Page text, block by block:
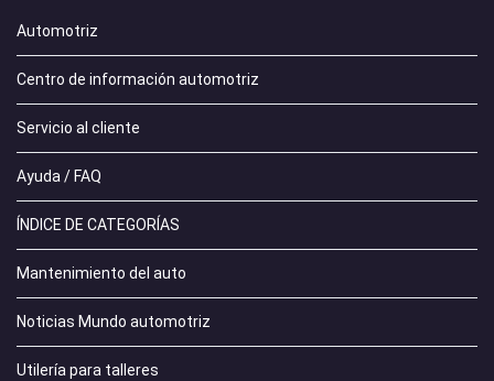
Automotriz
Centro de información automotriz
Servicio al cliente
Ayuda / FAQ
ÍNDICE DE CATEGORÍAS
Mantenimiento del auto
Noticias Mundo automotriz
Utilería para talleres